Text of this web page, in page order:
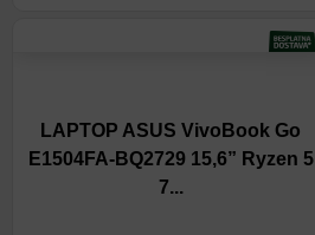
LAPTOP ASUS VivoBook Go
E1504FA-BQ2729 15,6” Ryzen 5
7...